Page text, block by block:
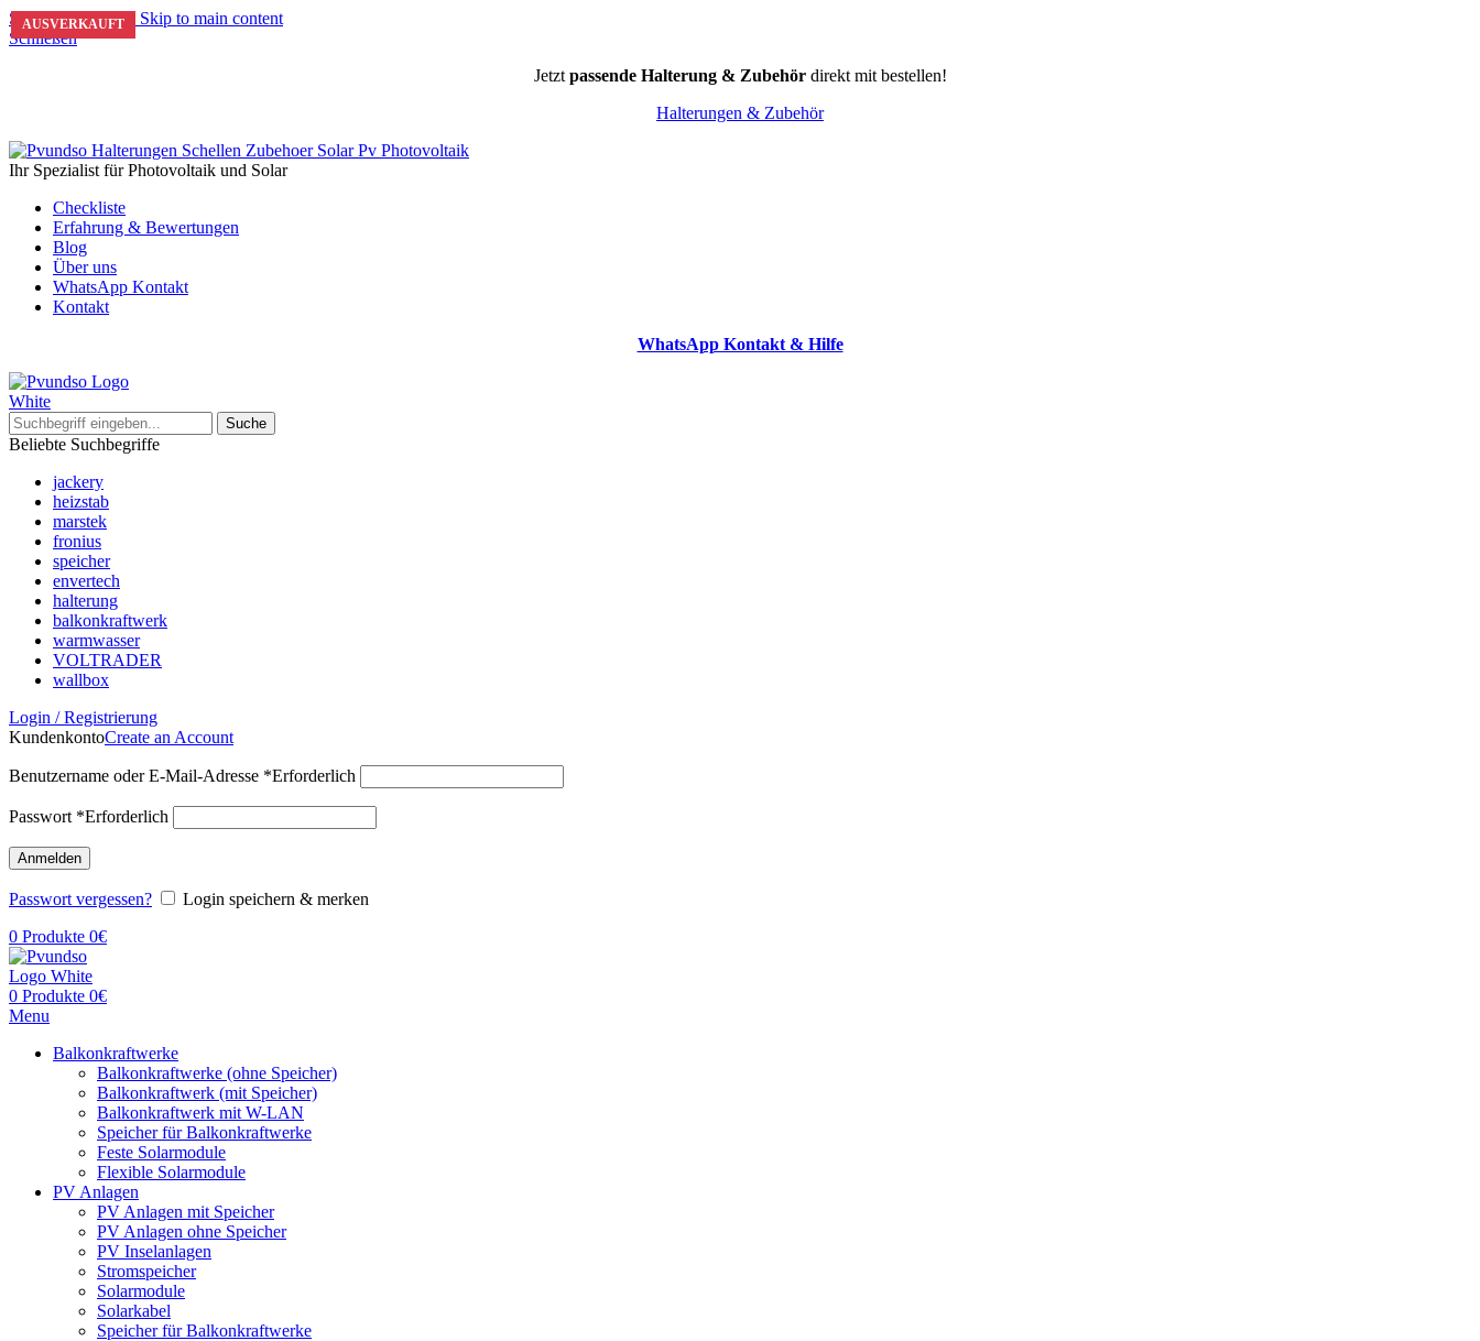
Skip to navigation Skip to main content
Schließen
Jetzt passende Halterung & Zubehördirekt mit bestellen!
Halterungen & Zubehör
Ihr Spezialist für Photovoltaik und Solar
Checkliste
Erfahrung & Bewertungen
Blog
Über uns
WhatsApp Kontakt
Kontakt
WhatsApp Kontakt & Hilfe
Suche
Beliebte Suchbegriffe
jackery
heizstab
marstek
fronius
speicher
envertech
halterung
balkonkraftwerk
warmwasser
VOLTRADER
wallbox
Login / Registrierung
KundenkontoCreate an Account
Benutzername oder E-Mail-Adresse *Erforderlich
Passwort *Erforderlich
Anmelden
Passwort vergessen?
Login speichern & merken
0 Produkte 0€
0 Produkte 0€
Menu
Balkonkraftwerke
Balkonkraftwerke (ohne Speicher)
Balkonkraftwerk (mit Speicher)
Balkonkraftwerk mit W-LAN
Speicher für Balkonkraftwerke
Feste Solarmodule
Flexible Solarmodule
PV Anlagen
PV Anlagen mit Speicher
PV Anlagen ohne Speicher
PV Inselanlagen
Stromspeicher
Solarmodule
Solarkabel
Speicher für Balkonkraftwerke
AUSVERKAUFT
AUSVERKAUFT
AUSVERKAUFT
AUSVERKAUFT
AUSVERKAUFT
AUSVERKAUFT